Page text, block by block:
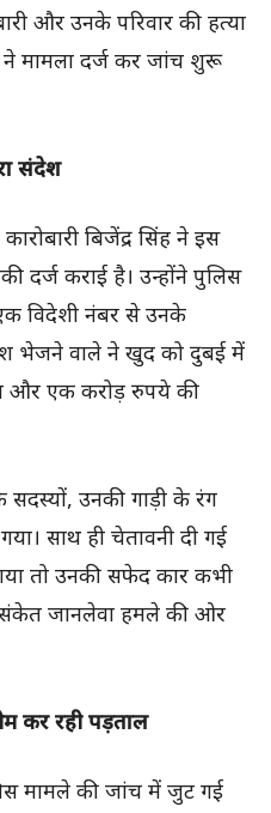
और उनके परिवार की हत्या
मामला दर्ज कर जांच शुरू
संदेश
बिजेंद्र सिंह ने इस
दर्ज कराई है। उन्होंने पुलिस
विदेशी नंबर से उनके
भेजने वाले ने खुद को दुबई में
और एक करोड़ रुपये की
सदस्यों, उनकी गाड़ी के रंग
साथ ही चेतावनी दी गई
तो उनकी सफेद कार कभी
जानलेवा हमले की ओर
कर रही पड़ताल
मामले की जांच में जुट गई